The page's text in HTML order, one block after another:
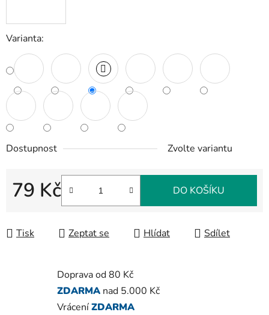
Varianta:
Dostupnost Zvolte variantu
79 Kč
Měrná cena:
DO KOŠÍKU
Tisk Zeptat se Hlídat Sdílet
Doprava od 80 Kč
ZDARMA nad 5.000 Kč
VráceníZDARMA